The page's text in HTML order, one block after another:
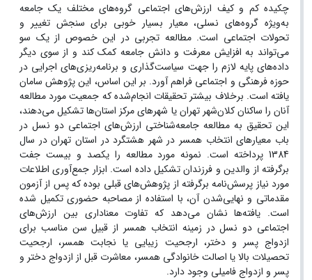
چکیده کم و کیف ارزش‌های اجتماعی گروه‌های مختلف یک جامعه
به‌ویژه گروه‌های نسلی، معیار بسیار خوبی برای سنجش تغییر و
تحولات اجتماعی است. مطالعه تجربی در این خصوص از یک سو
می‌تواند به افزایش معرفت و دانش جامعه کمک کند و از سوی دیگر
داده‌های پایه لازم را جهت سیاست‌گذاری و برنامه‌ریزی‌های اجرایی در
حوزه فرهنگی و اجتماعی فراهم آورد. بر این اساس، این پژوهش سامان
‌یافته است. برخلاف بیشتر تحقیقات انجام‌شده که جمعیت مورد مطالعه
آنان را ساکنان کلان‌شهر تهران یا شهرهای مرکز استان‌ها تشکیل می‌دهند،
این تحقیق به مطالعه جامعه‌شناختی ارزش‌های اجتماعی دو نسل در
باب معیارهای انتخاب همسر در شهر هشتگرد در استان تهران در سال
1384 پرداخته است. نمونه مورد مطالعه را یکصد و بیست جفت
برگرفته از والدین و فرزندان تشکیل داده است. ابزار جمع‌آوری اطلاعات
مورد نیاز پرسش‌نامه برگرفته از پژوهش‌های قبلی بوده که پس از آزمون
مقدماتی و نهایی‌شدن آن، با استفاده از مصاحبه حضوری تکمیل شده‌
است. یافته‌ها نشان می‌دهد که تفاوت معناداری بین ارزش‌های
اجتماعی دو نسل در زمینه انتخاب همسر از قبیل سن مناسب برای
ازدواج پسر و دختر، ارجحیت زیبایی یا نجابت همسر، ارجحیت
تحصیلات بالا یا اصالت خانوادگی همسر، معاشرت قبل از ازدواج دختر و
پسر و ازدواج فامیلی وجود دارد.